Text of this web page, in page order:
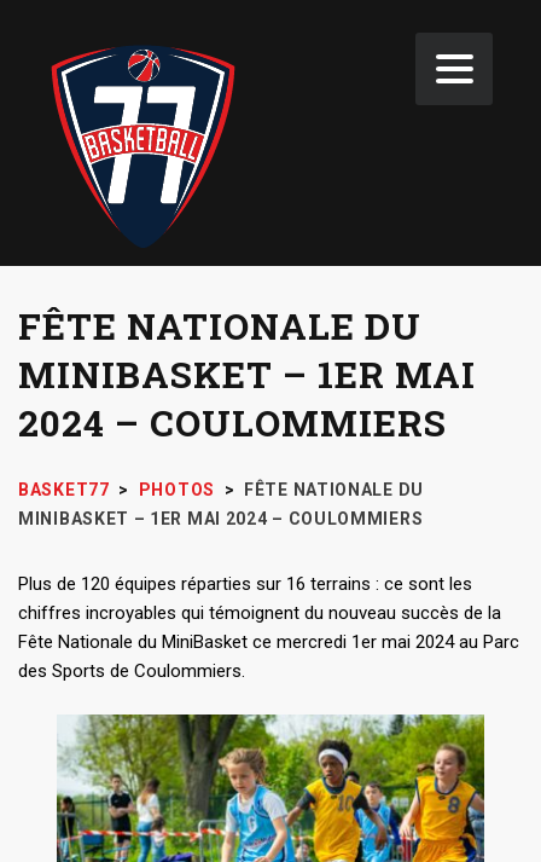
FÊTE NATIONALE DU
MINIBASKET – 1ER MAI
2024 – COULOMMIERS
BASKET77 > PHOTOS >
FÊTE NATIONALE DU
MINIBASKET – 1ER MAI 2024 – COULOMMIERS
Plus de 120 équipes réparties sur 16 terrains : ce sont les
chiffres incroyables qui témoignent du nouveau succès de la
Fête Nationale du MiniBasket ce mercredi 1er mai 2024 au Parc
des Sports de Coulommiers.